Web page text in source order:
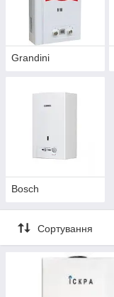
Grandini
Bosch
Сортування